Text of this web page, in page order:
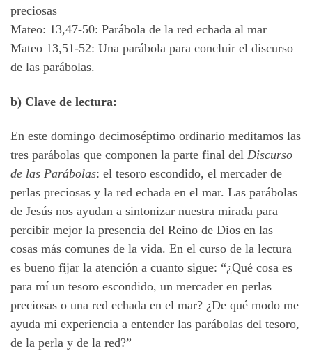
preciosas
Mateo: 13,47-50: Parábola de la red echada al mar
Mateo 13,51-52: Una parábola para concluir el discurso
de las parábolas.
b) Clave de lectura:
En este domingo decimoséptimo ordinario meditamos las
tres parábolas que componen la parte final del Discurso
de las Parábolas: el tesoro escondido, el mercader de
perlas preciosas y la red echada en el mar. Las parábolas
de Jesús nos ayudan a sintonizar nuestra mirada para
percibir mejor la presencia del Reino de Dios en las
cosas más comunes de la vida. En el curso de la lectura
es bueno fijar la atención a cuanto sigue: “¿Qué cosa es
para mí un tesoro escondido, un mercader en perlas
preciosas o una red echada en el mar? ¿De qué modo me
ayuda mi experiencia a entender las parábolas del tesoro,
de la perla y de la red?”